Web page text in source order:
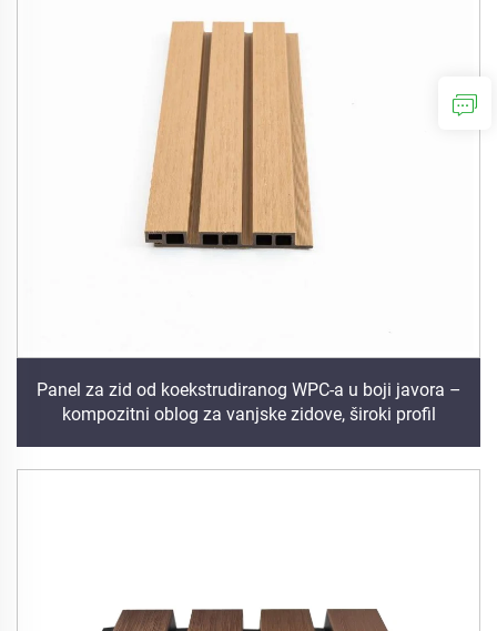
Panel za zid od koekstrudiranog WPC-a u boji javora –
kompozitni oblog za vanjske zidove, široki profil